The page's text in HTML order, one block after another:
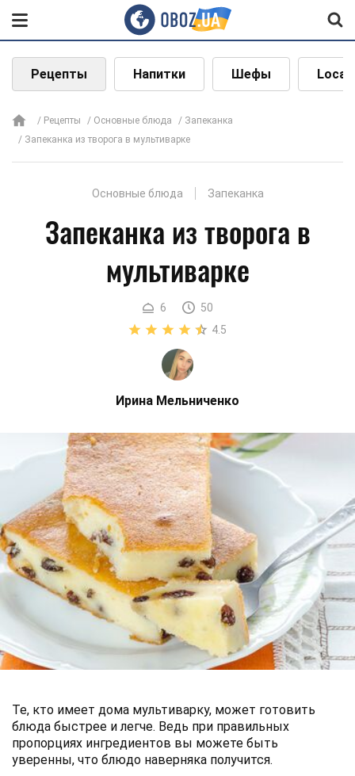
Рецепты Напитки Шефы Local
Рецепты Основные блюда
Запеканка
Запеканка из творога в мультиварке
Основные блюда Запеканка
Запеканка из творога в
мультиварке
6
50
4.5
Ирина Мельниченко
Те, кто имеет дома мультиварку, может готовить
блюда быстрее и легче. Ведь при правильных
пропорциях ингредиентов вы можете быть
уверенны, что блюдо наверняка получится.